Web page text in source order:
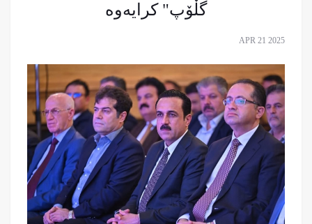
گڵۆپ" کرایەوە
APR 21 2025